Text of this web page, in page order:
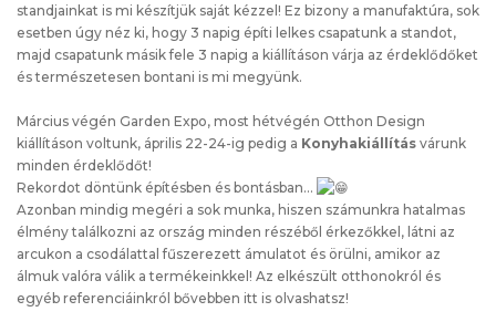
standjainkat is mi készítjük saját kézzel! Ez bizony a manufaktúra, sok
esetben úgy néz ki, hogy 3 napig építi lelkes csapatunk a standot,
majd csapatunk másik fele 3 napig a kiállításon várja az érdeklődőket
és természetesen bontani is mi megyünk.
Március végén Garden Expo, most hétvégén Otthon Design
kiállításon voltunk, április 22-24-ig pedig a Konyhakiállítás várunk
minden érdeklődőt!
Rekordot döntünk építésben és bontásban…
Azonban mindig megéri a sok munka, hiszen számunkra hatalmas
élmény találkozni az ország minden részéből érkezőkkel, látni az
arcukon a csodálattal fűszerezett ámulatot és örülni, amikor az
álmuk valóra válik a termékeinkkel! Az elkészült otthonokról és
egyéb referenciáinkról bővebben itt is olvashatsz!